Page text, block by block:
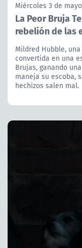
Miércoles 3 de
La Peor Bruja
rebelión de las
Mildred Hubble,
convertida en una
Brujas, ganando
maneja su escoba,
hechizos salen mal.